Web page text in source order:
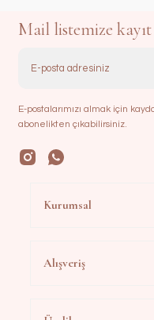
Mail listemize
E-postalarımızı almak için
abonelikten çıkabilirsiniz.
Kurumsal
Alışveriş